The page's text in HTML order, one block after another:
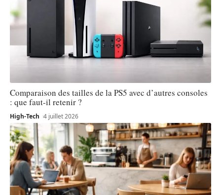
Comparaison des tailles de la PS5 avec d’autres consoles
: que faut-il retenir ?
High-Tech 4 juillet 2026